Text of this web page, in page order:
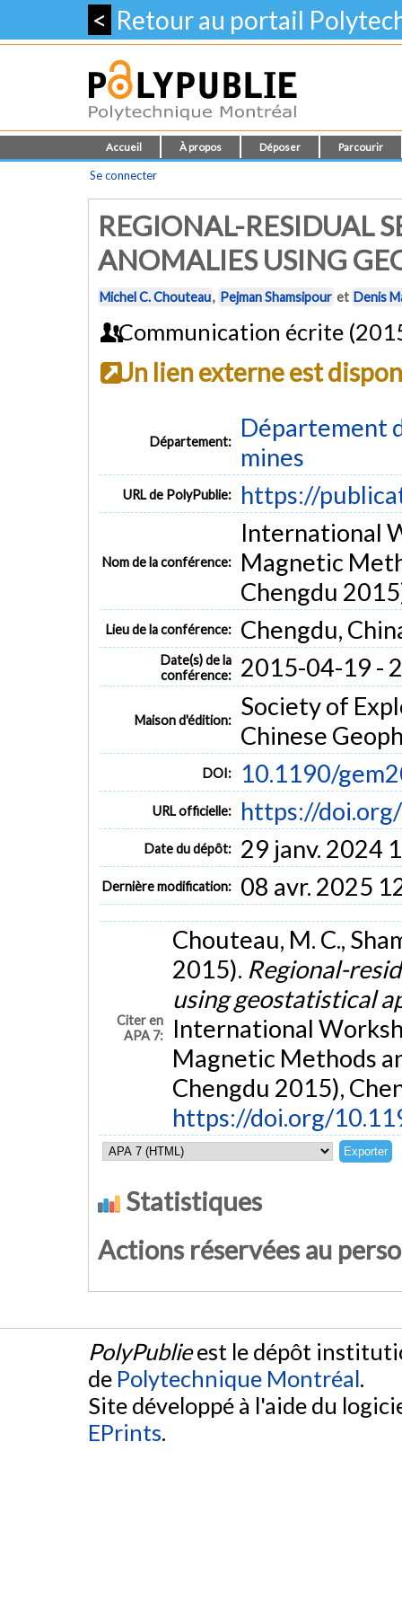
< Retour au portail
Accueil À propos Déposer Parcourir
Se connecter
REGIONAL-RESIDUAL
ANOMALIES USING
Michel C. Chouteau, Pejman Shamsipour et Denis
Communication écrite
Un lien externe est
Département:
Département
mines
URL de PolyPublie: https://
Nom de la conférence:
International
Magnetic
Chengdu
Lieu de la conférence: Chengdu,
Date(s) de la
conférence:
2015-04-19 -
Maison d'édition:
Society of
Chinese
DOI: 10.1190/
URL officielle: https://
Date du dépôt: 29 janv. 2024
Dernière modification: 08 avr. 2025
Citer en
APA 7:
Chouteau, M. C.,
2015). Regional-
using geostatistical
International
Magnetic Methods
Chengdu 2015),
https://doi.org/
Statistiques
Actions réservées au
PolyPublieest le dépôt
de Polytechnique Montréal.
Site développé à l'aide du
EPrints.